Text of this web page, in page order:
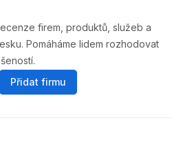
firem, produktů, služeb a
Pomáháme lidem rozhodovat
Přidat firmu